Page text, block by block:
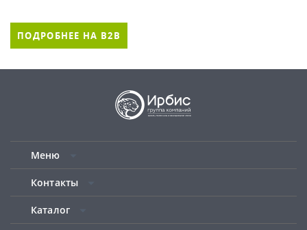
ПОДРОБНЕЕ НА B2B
Меню
Контакты
Каталог